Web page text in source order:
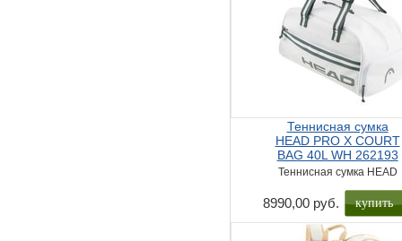
Теннисная сумка
HEAD PRO X COURT
BAG 40L WH 262193
Теннисная сумка HEAD
8990,00 руб. купить